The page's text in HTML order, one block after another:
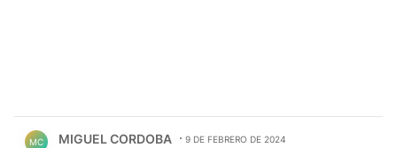
MC MIGUEL CORDOBA 9 DE FEBRERO DE 2024